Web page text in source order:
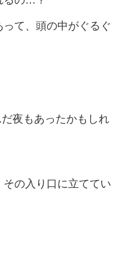
て、頭の中がぐるぐ
夜もあったかもしれ
の入り口に立ててい